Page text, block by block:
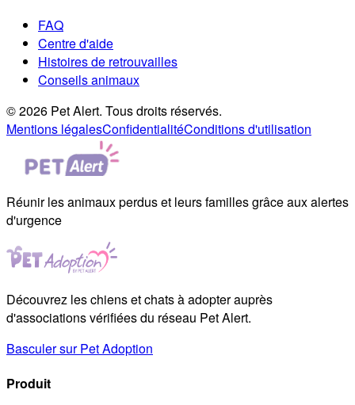
FAQ
Centre d'aide
Histoires de retrouvailles
Conseils animaux
© 2026 Pet Alert. Tous droits réservés.
Mentions légalesConfidentialitéConditions d'utilisation
Réunir les animaux perdus et leurs familles grâce aux alertes
d'urgence
Découvrez les chiens et chats à adopter auprès
d'associations vérifiées du réseau Pet Alert.
Basculer sur Pet Adoption
Produit